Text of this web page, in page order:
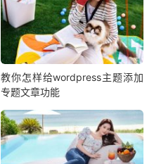
教你怎样给wordpress主题添加
专题文章功能